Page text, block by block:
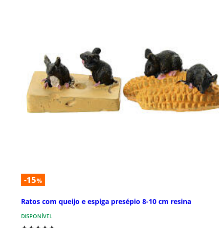
-15%
Ratos com queijo e espiga presépio 8-10 cm resina
DISPONÍVEL